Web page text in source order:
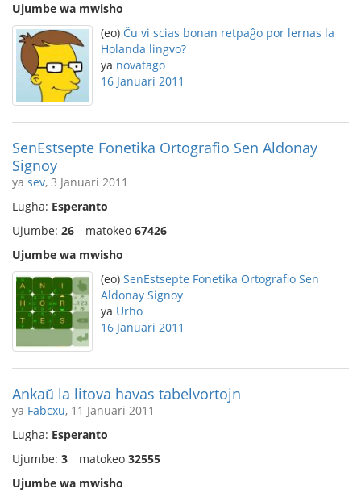
Ujumbe wa mwisho
(eo) Ĉu vi scias bonan retpaĝo por lernas la
Holanda lingvo?
ya novatago
16 Januari 2011
SenEstsepte Fonetika Ortografio Sen Aldonay
Signoy
ya sev, 3 Januari 2011
Lugha: Esperanto
Ujumbe: 26 matokeo 67426
Ujumbe wa mwisho
(eo) SenEstsepte Fonetika Ortografio Sen
Aldonay Signoy
ya Urho
16 Januari 2011
Ankaŭ la litova havas tabelvortojn
ya Fabcxu, 11 Januari 2011
Lugha: Esperanto
Ujumbe: 3 matokeo 32555
Ujumbe wa mwisho